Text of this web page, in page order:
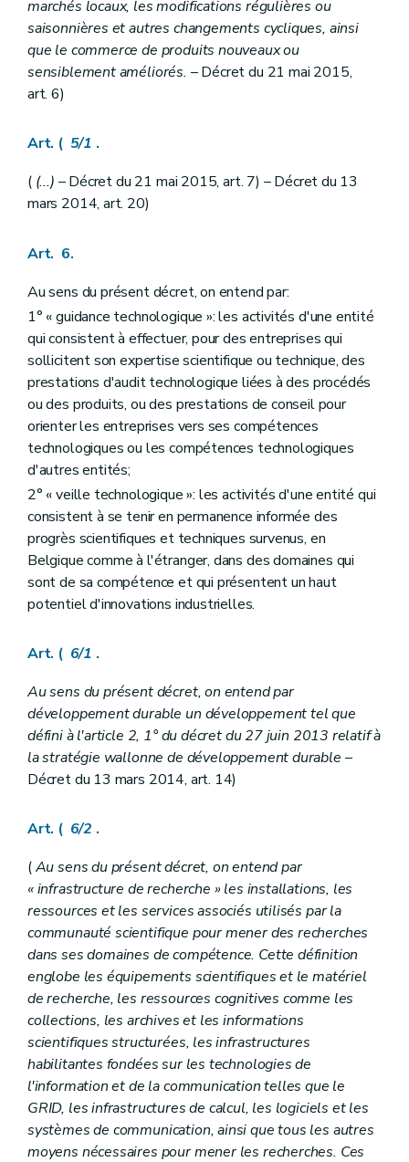
Art. 94
Art. 95
Art. 96
Art. 97
Art. 98
Art. 99
Art. 101
Art. 103
Art. 104
Art. 105
Chapitre VII
Art. 107
Art. 108
Art. 109
Chapitre VIII Des subventions portant sur la vulgarisation des sciences, de la recherche et de l'innovation
Art. 110
Art. 111
Chapitre IX Des cumuls d'aides et des exclusions
Art. 112
Art. 113
Art. 114
Art. 115
Art. 116
Chapitre X
De la gestion stratégique, de la procédure et de
Art. 117
Art. 118
Art. 119
Art. 120
Art. 121
Art. 122
Art. 124
Art. 124/1
Chapitre XI
Du « Fonds de la recherche, du développement et de l'innovation »
Art. 125
Art. 126
Art. 127
Chapitre XII
Secret
Art. 128
Art. 129
Art. 130
Art. 131
Art. 133
marchés locaux, les modifications régulières ou
saisonnières et autres changements cycliques, ainsi
que le commerce de produits nouveaux ou
sensiblement améliorés. – Décret du 21 mai 2015,
art. 6)
Art. ( 5/1 .
( (...) – Décret du 21 mai 2015, art. 7) – Décret du 13
mars 2014, art. 20)
Art. 6.
Au sens du présent décret, on entend par:
1° « guidance technologique »: les activités d'une entité
qui consistent à effectuer, pour des entreprises qui
sollicitent son expertise scientifique ou technique, des
prestations d'audit technologique liées à des procédés
ou des produits, ou des prestations de conseil pour
orienter les entreprises vers ses compétences
technologiques ou les compétences technologiques
d'autres entités;
2° « veille technologique »: les activités d'une entité qui
consistent à se tenir en permanence informée des
progrès scientifiques et techniques survenus, en
Belgique comme à l'étranger, dans des domaines qui
sont de sa compétence et qui présentent un haut
potentiel d'innovations industrielles.
Art. ( 6/1 .
Au sens du présent décret, on entend par
développement durable un développement tel que
défini à l'article 2, 1° du décret du 27 juin 2013 relatif à
la stratégie wallonne de développement durable –
Décret du 13 mars 2014, art. 14)
Art. ( 6/2 .
(Au sens du présent décret, on entend par
« infrastructure de recherche » les installations, les
ressources et les services associés utilisés par la
communauté scientifique pour mener des recherches
dans ses domaines de compétence. Cette définition
englobe les équipements scientifiques et le matériel
de recherche, les ressources cognitives comme les
collections, les archives et les informations
scientifiques structurées, les infrastructures
habilitantes fondées sur les technologies de
l'information et de la communication telles que le
GRID, les infrastructures de calcul, les logiciels et les
systèmes de communication, ainsi que tous les autres
moyens nécessaires pour mener les recherches. Ces